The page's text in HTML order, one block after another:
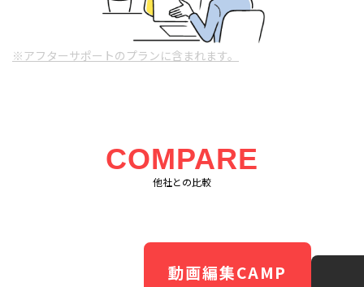
※アフターサポートのプランに含まれます。
COMPARE
他社との比較
動画編集CAMP